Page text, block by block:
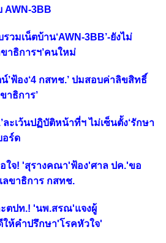
AWN-3BB
วมเน็ตบ้าน‘AWN-3BB’-ยังไม่
าธิการฯ’คนใหม่
’ฟ้อง‘4 กสทช.’ ปมสอบค่าลิขสิทธิ์
าธิการ’
ละเว้นปฏิบัติหน้าที่ฯ ไม่เซ็นตั้ง‘รักษา
อร์ด
ใจ! 'สุรางคณา'ฟ้อง'ศาล ปค.'ขอ
ลขาธิการ กสทช.
ตปท.! 'นพ.สรณ'แจงผู้
ให้คำปรึกษา'โรคหัวใจ'